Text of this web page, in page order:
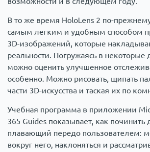
В то же время HoloLens 2 по-
самым легким и удобным способом
3D-изображений, которые
реальности. Погружаясь в некоторые
можно оценить улучшенное
особенно. Можно рисовать, щипать
части 3D-искусства и таская их по
Учебная программа в приложении
365 Guides показывает, как починить
плавающий передо пользователем:
вокруг него, наклоняться и